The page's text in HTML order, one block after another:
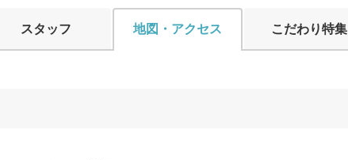
スタッフ 地図・アクセス こだわり特集